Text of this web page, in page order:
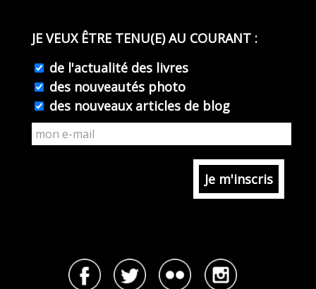
JE VEUX ÊTRE TENU(E) AU COURANT :
de l'actualité des livres
des nouveautés photo
des nouveaux articles de blog